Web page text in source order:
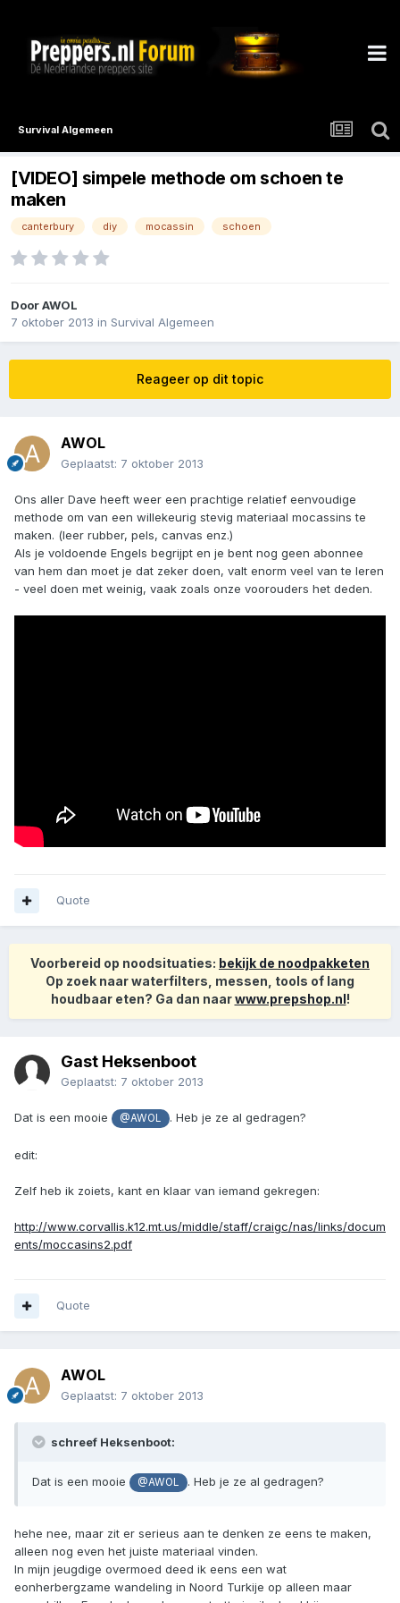
Survival Algemeen
[VIDEO] simpele methode om schoen te
maken
canterbury diy mocassin schoen
DoorAWOL
7 oktober 2013 in Survival Algemeen
Reageer op dit topic
AWOL
Geplaatst: 7 oktober 2013
Ons aller Dave heeft weer een prachtige relatief eenvoudige
methode om van een willekeurig stevig materiaal mocassins te
maken. (leer rubber, pels, canvas enz.)
Als je voldoende Engels begrijpt en je bent nog geen abonnee
van hem dan moet je dat zeker doen, valt enorm veel van te leren
- veel doen met weinig, vaak zoals onze voorouders het deden.
Quote
Voorbereid op noodsituaties: bekijk de noodpakketen
Op zoek naar waterfilters, messen, tools of lang
houdbaar eten? Ga dan naarwww.prepshop.nl!
Gast Heksenboot
Geplaatst: 7 oktober 2013
Dat is een mooie @AWOL . Heb je ze al gedragen?
edit:
Zelf heb ik zoiets, kant en klaar van iemand gekregen:
http://www.corvallis.k12.mt.us/middle/staff/craigc/nas/links/docum
ents/moccasins2.pdf
Quote
AWOL
Geplaatst: 7 oktober 2013
schreef Heksenboot:
Dat is een mooie @AWOL . Heb je ze al gedragen?
hehe nee, maar zit er serieus aan te denken ze eens te maken,
alleen nog even het juiste materiaal vinden.
In mijn jeugdige overmoed deed ik eens een wat
eonherbergzame wandeling in Noord Turkije op alleen maar